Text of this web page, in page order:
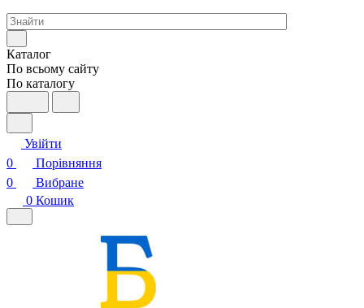
Каталог
По всьому сайту
По каталогу
Увійти
0
Порівняння
0
Вибране
0 Кошик